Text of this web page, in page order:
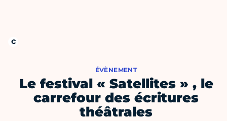
ÉVÈNEMENT
Le festival « Satellites » , le
carrefour des écritures
théâtrales